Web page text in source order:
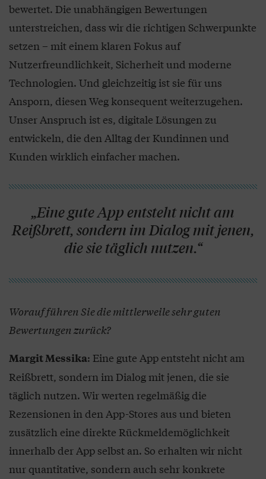
bewertet. Die unabhängigen Bewertungen
unterstreichen, dass wir die richtigen Schwerpunkte
setzen – mit einem klaren Fokus auf
Nutzerfreundlichkeit, Sicherheit und moderne
Technologien. Und gleichzeitig ist sie für uns
Ansporn, diesen Weg konsequent weiterzugehen.
Unser Anspruch ist es, digitale Lösungen zu
entwickeln, die den Alltag der Kundinnen und
Kunden wirklich einfacher machen.
„Eine gute App entsteht nicht am
Reißbrett, sondern im Dialog mit jenen,
die sie täglich nutzen.“
Worauf führen Sie die mittlerweile sehr guten
Bewertungen zurück?
Margit Messika: Eine gute App entsteht nicht am
Reißbrett, sondern im Dialog mit jenen, die sie
täglich nutzen. Wir werten regelmäßig die
Rezensionen in den App-Stores aus und bieten
zusätzlich eine direkte Rückmeldemöglichkeit
innerhalb der App selbst an. So erhalten wir nicht
nur quantitative, sondern auch sehr konkrete